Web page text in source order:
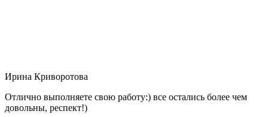
Ирина Криворотова
Отлично выполняете свою работу:) все остались более чем
довольны, респект!)